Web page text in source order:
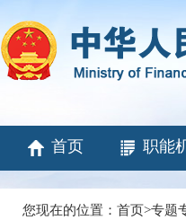
首页 职能
您现在的位置： 首页>专题